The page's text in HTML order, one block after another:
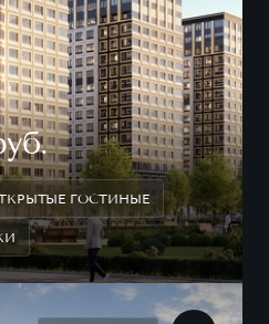
ГОСТИНЫЕ